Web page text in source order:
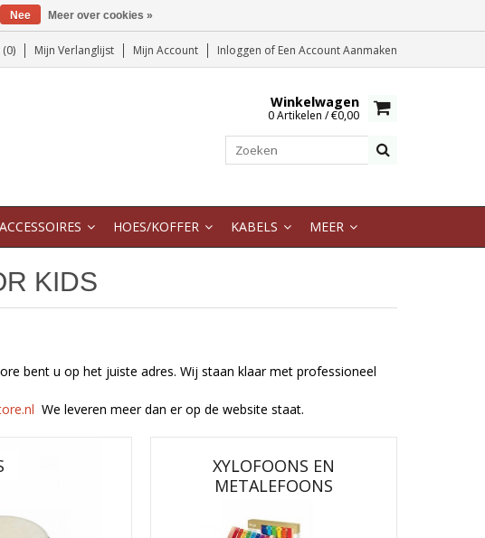
Mijn Verlanglijst Mijn Account Inloggen of Een Account Aanmaken
Winkelwagen
0 Artikelen / €0,00
ACCESSOIRES HOES/KOFFER KABELS MEER
KIDS
bent u op het juiste adres. Wij staan klaar met professioneel
We leveren meer dan er op de website staat.
XYLOFOONS EN
METALEFOONS
Nee Meer over cookies »